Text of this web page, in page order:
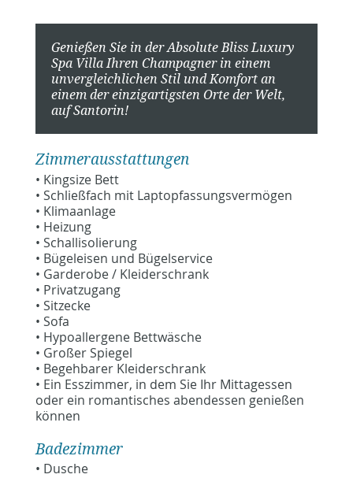
Genießen Sie in der Absolute Bliss Luxury
Spa Villa Ihren Champagner in einem
unvergleichlichen Stil und Komfort an
einem der einzigartigsten Orte der Welt,
auf Santorin!
Zimmerausstattungen
• Kingsize Bett
• Schließfach mit Laptopfassungsvermögen
• Klimaanlage
• Heizung
• Schallisolierung
• Bügeleisen und Bügelservice
• Garderobe / Kleiderschrank
• Privatzugang
• Sitzecke
• Sofa
• Hypoallergene Bettwäsche
• Großer Spiegel
• Begehbarer Kleiderschrank
• Ein Esszimmer, in dem Sie Ihr Mittagessen
oder ein romantisches abendessen genießen
können
Badezimmer
• Dusche